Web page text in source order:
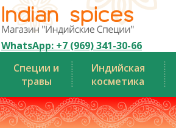
WhatsApp: +7 (969) 341-30-66
Специи и
травы
Индийская
косметика